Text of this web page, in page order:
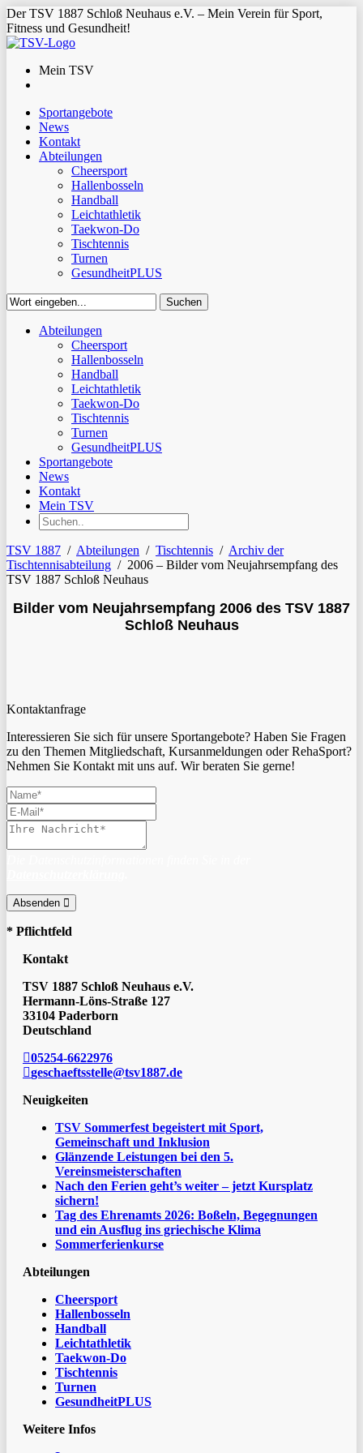
Der TSV 1887 Schloß Neuhaus e.V. – Mein Verein für Sport,
Fitness und Gesundheit!
Mein TSV
Sportangebote
News
Kontakt
Abteilungen
Cheersport
Hallenbosseln
Handball
Leichtathletik
Taekwon-Do
Tischtennis
Turnen
GesundheitPLUS
Suchen
SuchenAbteilungen
Cheersport
Hallenbosseln
Handball
Leichtathletik
Taekwon-Do
Tischtennis
Turnen
GesundheitPLUS
Sportangebote
News
Kontakt
Mein TSV
TSV 1887 / Abteilungen / Tischtennis / Archiv der
Tischtennisabteilung / 2006 – Bilder vom Neujahrsempfang des
TSV 1887 Schloß Neuhaus
Bilder vom Neujahrsempfang 2006 des TSV 1887
Schloß Neuhaus
Kontaktanfrage
Interessieren Sie sich für unsere Sportangebote? Haben Sie Fragen
zu den Themen Mitgliedschaft, Kursanmeldungen oder RehaSport?
Nehmen Sie Kontakt mit uns auf. Wir beraten Sie gerne!
Absenden
* Pflichtfeld
Kontakt
TSV 1887 Schloß Neuhaus e.V.
Hermann-Löns-Straße 127
33104 Paderborn
Deutschland
05254-6622976
geschaeftsstelle@tsv1887.de
Neuigkeiten
TSV Sommerfest begeistert mit Sport,
Gemeinschaft und Inklusion
Glänzende Leistungen bei den 5.
Vereinsmeisterschaften
Nach den Ferien geht’s weiter – jetzt Kursplatz
sichern!
Tag des Ehrenamts 2026: Boßeln, Begegnungen
und ein Ausflug ins griechische Klima
Sommerferienkurse
Abteilungen
Cheersport
Hallenbosseln
Handball
Leichtathletik
Taekwon-Do
Tischtennis
Turnen
GesundheitPLUS
Weitere Infos